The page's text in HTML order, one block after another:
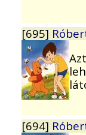
[695]
[694]